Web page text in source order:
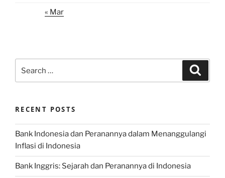
« Mar
for:
RECENT POSTS
Bank Indonesia dan Peranannya dalam Menanggulangi
Inflasi di Indonesia
Bank Inggris: Sejarah dan Peranannya di Indonesia